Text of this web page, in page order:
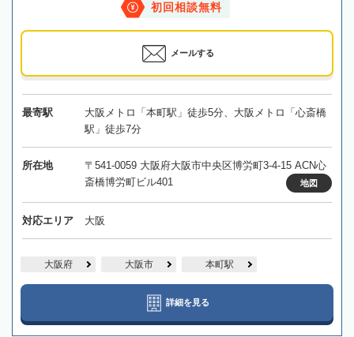
初回相談無料
メールする
最寄駅
大阪メトロ「本町駅」徒歩5分、大阪メトロ「心斎橋
駅」徒歩7分
所在地
〒541-0059 大阪府大阪市中央区博労町3-4-15 ACN心
斎橋博労町ビル401
地図
対応エリア 大阪
大阪府 大阪市 本町駅
詳細を見る